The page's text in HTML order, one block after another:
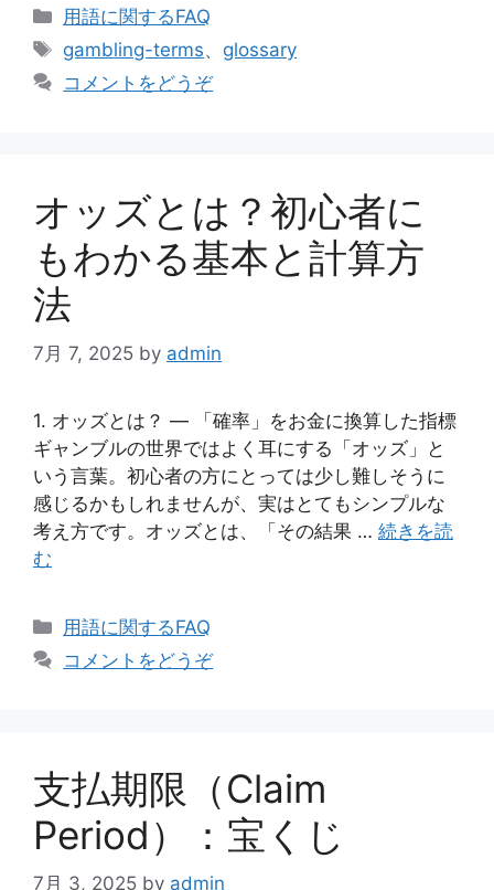
カ
テ
ゴ
リ
用語に関するFAQ
タ
グ
gambling-terms、 glossary
コメントをどうぞ
オッズとは？初心者に
もわかる基本と計算方
法
7月 7, 2025 by admin
1. オッズとは？ — 「確率」をお金に換算した指標
ギャンブルの世界ではよく耳にする「オッズ」と
いう言葉。初心者の方にとっては少し難しそうに
感じるかもしれませんが、実はとてもシンプルな
考え方です。オッズとは、「その結果 … 続きを読
む
カ
用語に関するFAQ
コメントをどうぞ
支払期限（Claim
Period）：宝くじ
7月 3, 2025 by admin